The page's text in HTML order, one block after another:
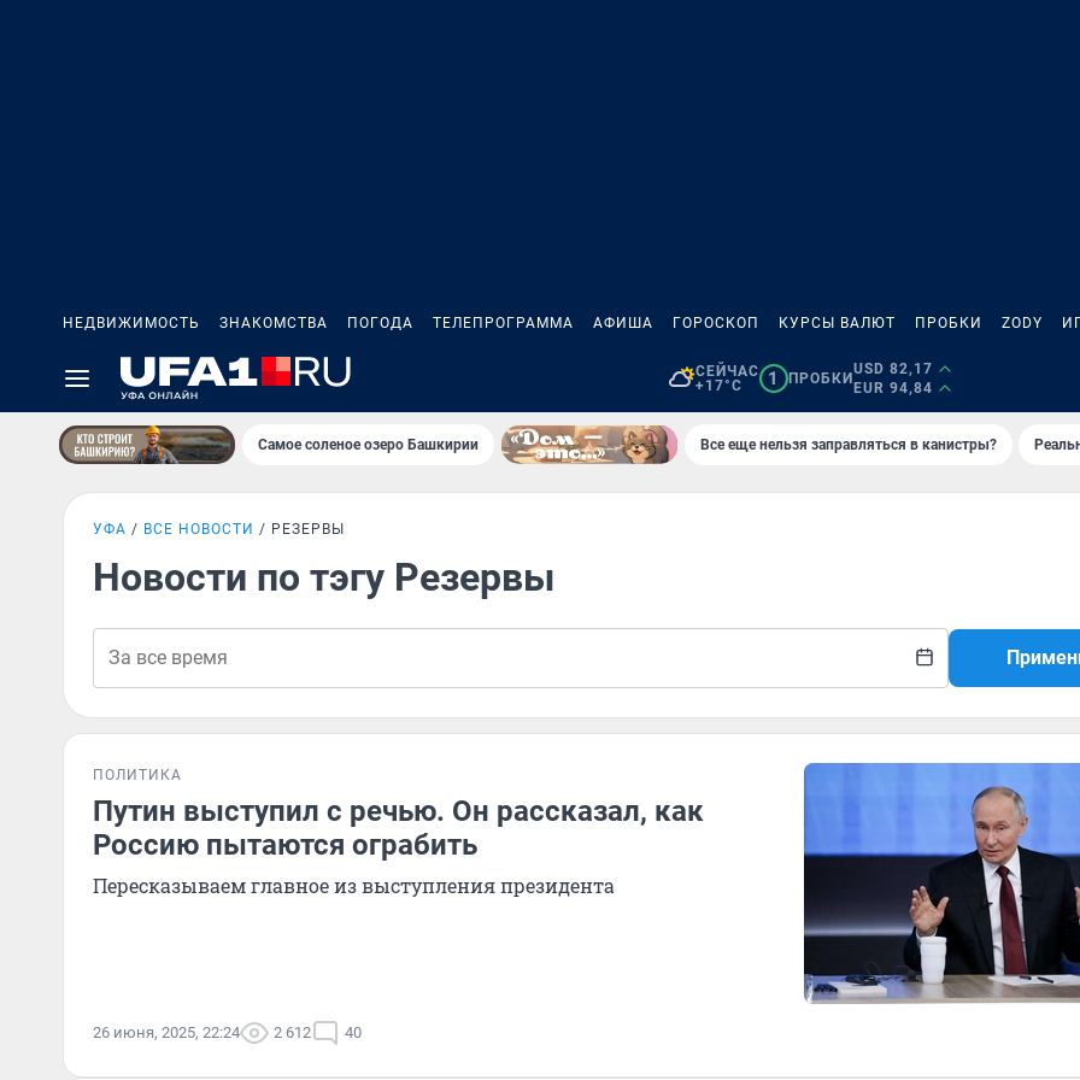
НЕДВИЖИМОСТЬ ЗНАКОМСТВА ПОГОДА ТЕЛЕПРОГРАММА АФИША ГОРОСКОП КУРСЫ ВАЛЮТ ПРОБКИ ZODY
СЕЙЧАС
+17°C
1 ПРОБКИ
USD 82,17
EUR 94,84
Самое соленое озеро Башкирии Все еще нельзя заправляться в канистры?
УФА ВСЕ НОВОСТИ РЕЗЕРВЫ
Новости по тэгу Резервы
ПОЛИТИКА
Путин выступил с речью. Он рассказал, как
Россию пытаются ограбить
Пересказываем главное из выступления президента
26 июня, 2025, 22:24 2 612 40